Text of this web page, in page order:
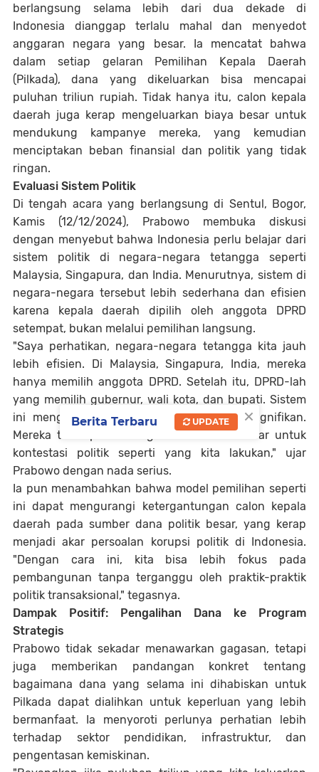
berlangsung selama lebih dari dua dekade di
Indonesia dianggap terlalu mahal dan menyedot
anggaran negara yang besar. Ia mencatat bahwa
dalam setiap gelaran Pemilihan Kepala Daerah
(Pilkada), dana yang dikeluarkan bisa mencapai
puluhan triliun rupiah. Tidak hanya itu, calon kepala
daerah juga kerap mengeluarkan biaya besar untuk
mendukung kampanye mereka, yang kemudian
menciptakan beban finansial dan politik yang tidak
ringan.
Evaluasi Sistem Politik
Di tengah acara yang berlangsung di Sentul, Bogor,
Kamis (12/12/2024), Prabowo membuka diskusi
dengan menyebut bahwa Indonesia perlu belajar dari
sistem politik di negara-negara tetangga seperti
Malaysia, Singapura, dan India. Menurutnya, sistem di
negara-negara tersebut lebih sederhana dan efisien
karena kepala daerah dipilih oleh anggota DPRD
setempat, bukan melalui pemilihan langsung.
"Saya perhatikan, negara-negara tetangga kita jauh
lebih efisien. Di Malaysia, Singapura, India, mereka
hanya memilih anggota DPRD. Setelah itu, DPRD-lah
yang memilih gubernur, wali kota, dan bupati. Sistem
ini menghemat anggaran negara secara signifikan.
Mereka tidak perlu mengeluarkan dana besar untuk
kontestasi politik seperti yang kita lakukan," ujar
Prabowo dengan nada serius.
Ia pun menambahkan bahwa model pemilihan seperti
ini dapat mengurangi ketergantungan calon kepala
daerah pada sumber dana politik besar, yang kerap
menjadi akar persoalan korupsi politik di Indonesia.
"Dengan cara ini, kita bisa lebih fokus pada
pembangunan tanpa terganggu oleh praktik-praktik
politik transaksional," tegasnya.
Dampak Positif: Pengalihan Dana ke Program
Strategis
Prabowo tidak sekadar menawarkan gagasan, tetapi
juga memberikan pandangan konkret tentang
bagaimana dana yang selama ini dihabiskan untuk
Pilkada dapat dialihkan untuk keperluan yang lebih
bermanfaat. Ia menyoroti perlunya perhatian lebih
terhadap sektor pendidikan, infrastruktur, dan
pengentasan kemiskinan.
×
Berita Terbaru UPDATE